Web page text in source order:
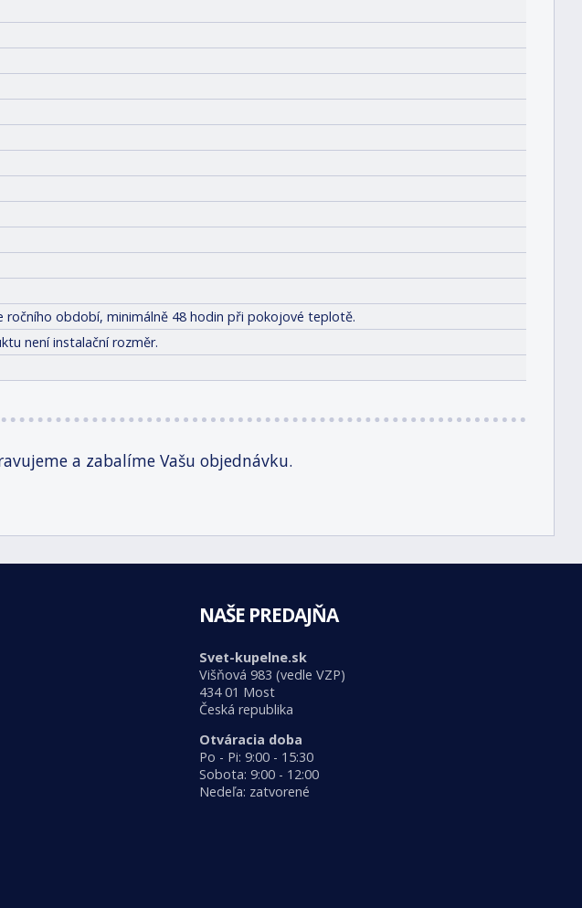
ročního období, minimálně 48 hodin při pokojové teplotě.
není instalační rozměr.
a zabalíme Vašu objednávku.
NAŠE PREDAJŇA
Svet-kupelne.sk
Višňová 983 (vedle VZP)
434 01 Most
Česká republika
Otváracia doba
Po - Pi: 9:00 - 15:30
Sobota: 9:00 - 12:00
Nedeľa: zatvorené